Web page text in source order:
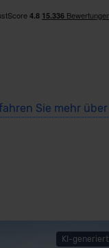
Sie mehr
KI-generiert